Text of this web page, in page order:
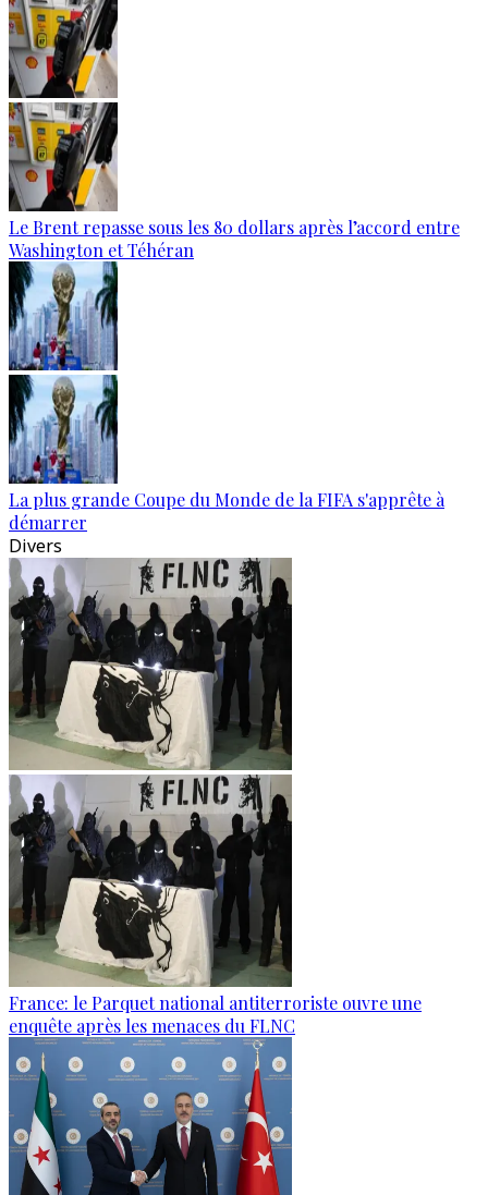
Le Brent repasse sous les 80 dollars après l’accord entre
Washington et Téhéran
La plus grande Coupe du Monde de la FIFA s'apprête à
démarrer
Divers
France: le Parquet national antiterroriste ouvre une
enquête après les menaces du FLNC